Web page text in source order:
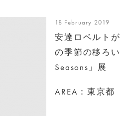
18 February 2019
安達ロベルト
の季節の移ろ
Seasons」展
AREA：東京都